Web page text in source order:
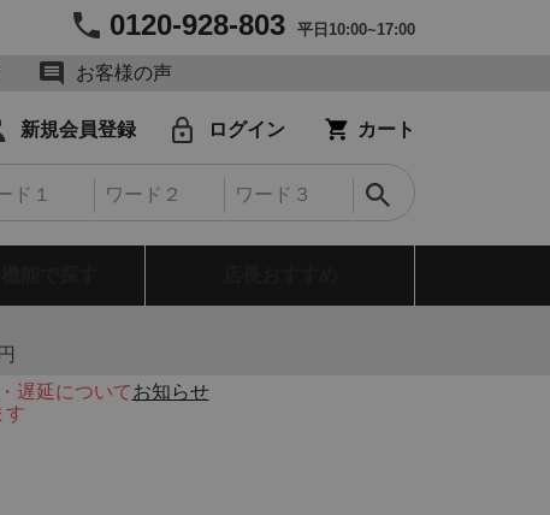
0120-928-803 平日10:00~17:00
お客様の声
新規会員登録 ログイン カート
遅延についてお知らせ
す